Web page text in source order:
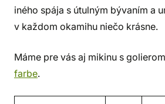
iného spája s útulným bývaním a
v každom okamihu niečo krásne.
Máme pre vás aj mikinu s
farbe.